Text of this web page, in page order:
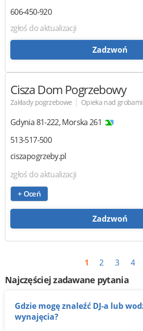
606-450-920
zgłoś do aktualizacji
Zadzwoń
Cisza Dom Pogrzebowy
Zakłady pogrzebowe | Opieka nad grobami
Gdynia81-222,Morska 261
513-517-500
ciszapogrzeby.pl
zgłoś do aktualizacji
+ Oceń
Zadzwoń
1 2 3 4
Najczęściej zadawane pytania
Gdzie mogę znaleźć DJ-a lub wodzireja do
wynajęcia?